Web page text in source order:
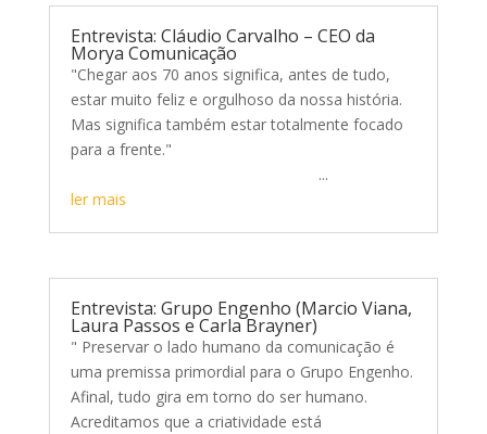
Entrevista: Cláudio Carvalho – CEO da
Morya Comunicação
"Chegar aos 70 anos significa, antes de tudo,
estar muito feliz e orgulhoso da nossa história.
Mas significa também estar totalmente focado
para a frente."
...
ler mais
Entrevista: Grupo Engenho (Marcio Viana,
Laura Passos e Carla Brayner)
" Preservar o lado humano da comunicação é
uma premissa primordial para o Grupo Engenho.
Afinal, tudo gira em torno do ser humano.
Acreditamos que a criatividade está